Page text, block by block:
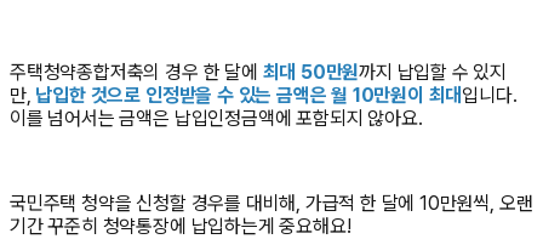
주택청약종합저축의 경우 한 달에 최대 50만원까지 납입할 수 있지
만, 납입한 것으로 인정받을 수 있는 금액은 월 10만원이 최대 입니다.
이를 넘어서는 금액은 납입인정금액에 포함되지 않아요.
국민주택 청약을 신청할 경우를 대비해, 가급적 한 달에 10만원씩, 오랜
기간 꾸준히 청약통장에 납입하는게 중요해요!